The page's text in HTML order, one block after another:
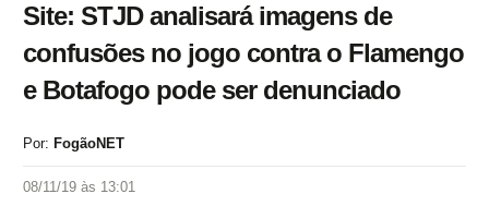
Site: STJD analisará imagens de
confusões no jogo contra o Flamengo
e Botafogo pode ser denunciado
Por: FogãoNET
08/11/19 às 13:01